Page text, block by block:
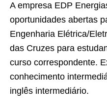
A empresa EDP
oportunidades abertas
Engenharia Elétrica/
das Cruzes para
curso correspondente.
conhecimento
inglês intermediário.